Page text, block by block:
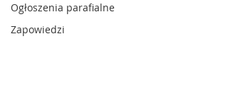
Ogłoszenia parafialne
Zapowiedzi